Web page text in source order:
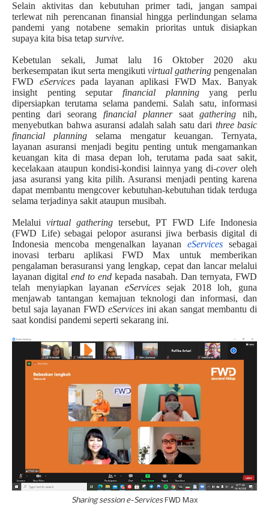
Selain aktivitas dan kebutuhan primer tadi, jangan sampai
terlewat nih perencanan finansial hingga perlindungan selama
pandemi yang notabene semakin prioritas untuk disiapkan
supaya kita bisa tetap survive.
Kebetulan sekali, Jumat lalu 16 Oktober 2020 aku
berkesempatan ikut serta mengikuti virtual gathering pengenalan
FWD eServicespada layanan aplikasi FWD Max. Banyak
insight penting seputar financial planningyang perlu
dipersiapkan terutama selama pandemi. Salah satu, informasi
penting dari seorangfinancial plannersaatgathering nih,
menyebutkan bahwa asuransi adalah salah satu dari three basic
financial planningselama mengatur keuangan. Ternyata,
layanan asuransi menjadi begitu penting untuk mengamankan
keuangan kita di masa depan loh, terutama pada saat sakit,
kecelakaan ataupun kondisi-kondisi lainnya yang di-coveroleh
jasa asuransi yang kita pilih. Asuransi menjadi penting karena
dapat membantu mengcover kebutuhan-kebutuhan tidak terduga
selama terjadinya sakit ataupun musibah.
Melalui virtual gathering tersebut, PT FWD Life Indonesia
(FWD Life) sebagai pelopor asuransi jiwa berbasis digital di
Indonesia mencoba mengenalkan layanan eServices
sebagai
inovasi terbaru aplikasi FWD Max untuk memberikan
pengalaman berasuransi yang lengkap, cepat dan lancar melalui
layanan digital end to end kepada nasabah. Dan ternyata, FWD
telah menyiapkan layanan eServicessejak 2018 loh, guna
menjawab tantangan kemajuan teknologi dan informasi, dan
betul saja layanan FWD eServices ini akan sangat membantu di
saat kondisi pandemi seperti sekarang ini.
Sharing session e-ServicesFWD Max